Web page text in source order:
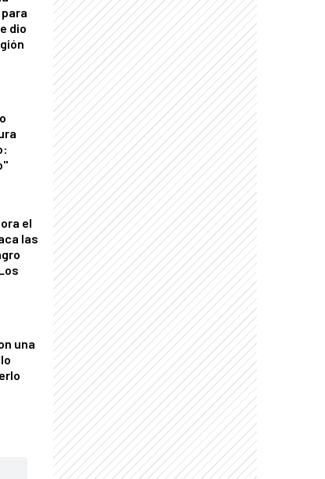
dio
el
las
una